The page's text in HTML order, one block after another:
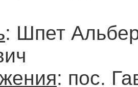
: Шпет
: пос.